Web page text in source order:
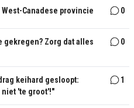
Canadese provincie 0
Zorg dat alles
0
keihard gesloopt:
niet 'te groot'!"
1